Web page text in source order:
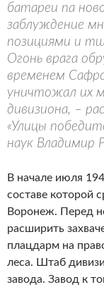
батареи па
заблуждение
позициями и
Огонь врага
временем
уничтожал их
дивизиона, –
«Улицы
наук Владимир
В начале июля
составе которой
Воронеж. Перед
расширить
плацдарм на
леса. Штаб
завода. Завод к